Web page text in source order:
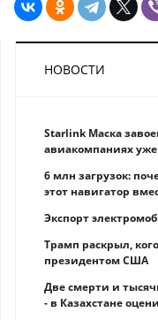
НОВОСТИ
Starlink Маска
авиакомпаниях уже
6 млн загрузок:
этот навигатор
Экспорт
Трамп раскрыл,
президентом США
Две смерти и
- в Казахстане